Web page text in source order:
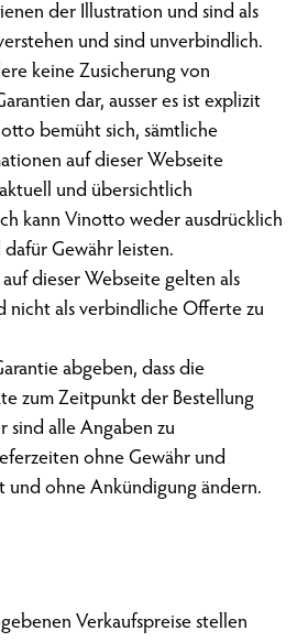
der Illustration und sind als
und sind unverbindlich.
keine Zusicherung von
dar, ausser es ist explizit
bemüht sich, sämtliche
auf dieser Webseite
und übersichtlich
kann Vinotto weder ausdrücklich
Gewähr leisten.
dieser Webseite gelten als
nicht als verbindliche Offerte zu
abgeben, dass die
zum Zeitpunkt der Bestellung
sind alle Angaben zu
ohne Gewähr und
und ohne Ankündigung ändern.
Verkaufspreise stellen